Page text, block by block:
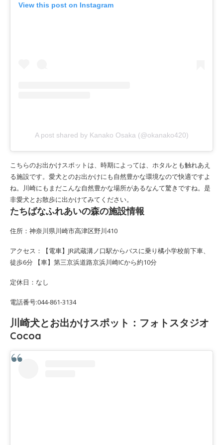
View this post on Instagram
A post shared by Kanako Osaka (@okanako420)
こちらのお出かけスポットは、時期によっては、ホタルとも触れあえ
る施設です。愛犬とのお出かけにも自然豊かな環境なので快適ですよ
ね。川崎にもまだこんな自然豊かな場所があるなんて驚きですね。是
非愛犬とお散歩に出かけてみてください。
たちばなふれあいの森の施設情報
住所：神奈川県川崎市高津区野川410
アクセス：【電車】JR武蔵溝ノ口駅からバスに乗り橘小学校前下車、
徒歩6分 【車】第三京浜道路京浜川崎ICから約10分
定休日：なし
電話番号:044-861-3134
川崎犬とお出かけスポット：フォトスタジオ
Cocoa